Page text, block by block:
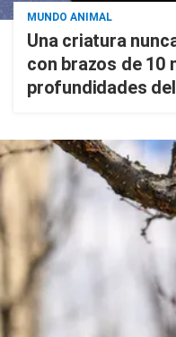
MUNDO ANIMAL
Una criatura
con brazos de 10
profundidades